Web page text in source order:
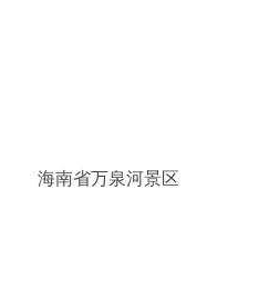
海南省万泉河景区